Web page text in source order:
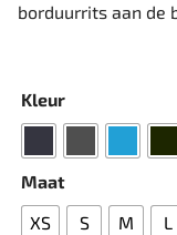
borduurrits aan de
Kleur
Maat
XS
S M L